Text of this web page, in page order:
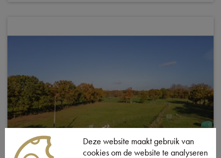
Deze website maakt gebruik van
cookies om de website te analyseren